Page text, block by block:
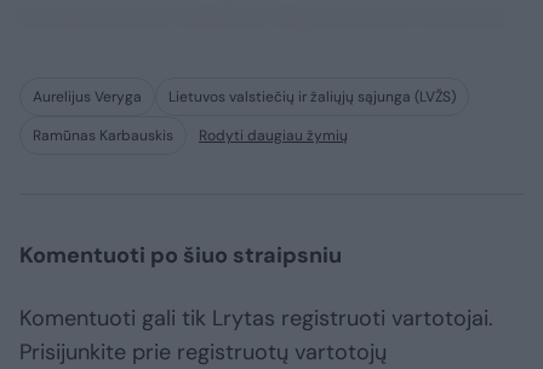
Aurelijus Veryga
Lietuvos valstiečių ir žaliųjų sąjunga (LVŽS)
Ramūnas Karbauskis
Rodyti daugiau žymių
Komentuoti po šiuo straipsniu
Komentuoti gali tik Lrytas registruoti vartotojai.
Prisijunkite prie registruotų vartotojų